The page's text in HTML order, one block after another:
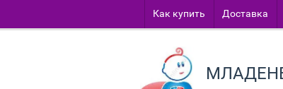
Как купить Доставка